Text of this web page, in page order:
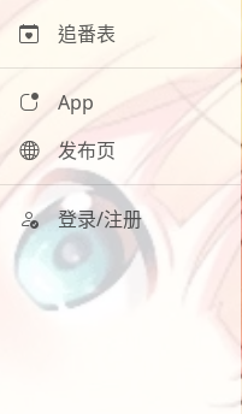
追番表
App
发布页
登录/注册